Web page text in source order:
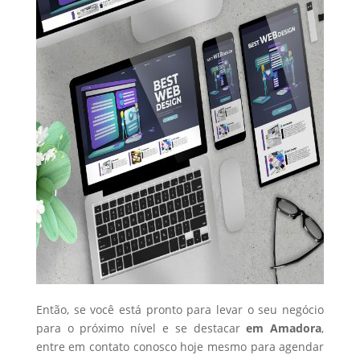
Então, se você está pronto para levar o seu negócio
para o próximo nível e se destacarem Amadora,
entre em contato conosco hoje mesmo para agendar